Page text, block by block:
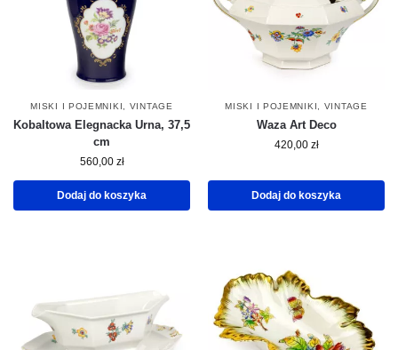
MISKI I POJEMNIKI VINTAGE
Kobaltowa Elegnacka Urna, 37,5
cm
560,00 zł
Dodaj do koszyka
MISKI I POJEMNIKI VINTAGE
Waza Art Deco
420,00 zł
Dodaj do koszyka